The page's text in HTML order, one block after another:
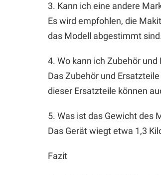
3. Kann ich eine andere
Es wird empfohlen, die
das Modell abgestimmt sind.
4. Wo kann ich Zubehör
Das Zubehör und
dieser Ersatzteile können
5. Was ist das Gewicht des
Das Gerät wiegt etwa 1,3
Fazit